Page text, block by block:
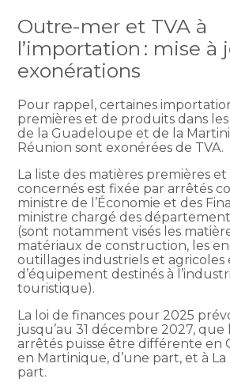
Outre-mer et TVA à
l’importation : mise à
exonérations
Pour rappel, certaines
premières et de produits dans
de la Guadeloupe et de la
Réunion sont exonérées de TVA.
La liste des matières premières
concernés est fixée par arrêtés
ministre de l’Économie et des
ministre chargé des
(sont notamment visés les
matériaux de construction, les
outillages industriels et agricoles
d’équipement destinés à
touristique).
La loi de finances pour 2025
jusqu’au 31 décembre 2027, que
arrêtés puisse être différente en
en Martinique, d’une part, et à
part.